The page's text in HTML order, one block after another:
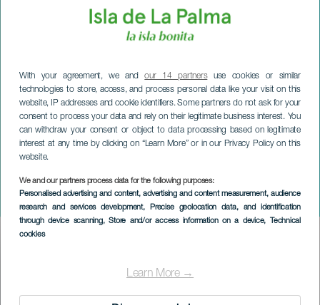
With your agreement, we andour 14 partnersuse cookies or similar
technologies to store, access, and process personal data like your visit on this
website, IP addresses and cookie identifiers. Some partners do not ask for your
consent to process your data and rely on their legitimate business interest. You
can withdraw your consent or object to data processing based on legitimate
interest at any time by clicking on “Learn More” or in our Privacy Policy on this
website.
We and our partners process data for the following purposes:
Personalised advertising and content, advertising and content measurement, audience
research and services development, Precise geolocation data, and identification
through device scanning, Store and/or access information on a device, Technical
cookies
Learn More →
La Luzin neitsyen
juhlallisuudet
Imagen